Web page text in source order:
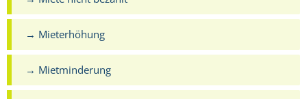
→ Mieterhöhung
→ Mietminderung